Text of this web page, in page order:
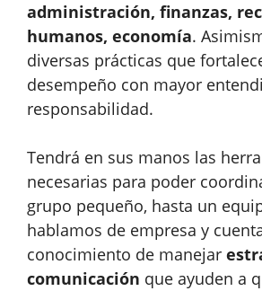
administración, finanzas,
humanos, economía.
diversas prácticas que
desempeño con mayor
responsabilidad.
Tendrá en sus manos las
necesarias para poder
grupo pequeño, hasta un
hablamos de empresa y
conocimiento de manejar
comunicación que ayuden a